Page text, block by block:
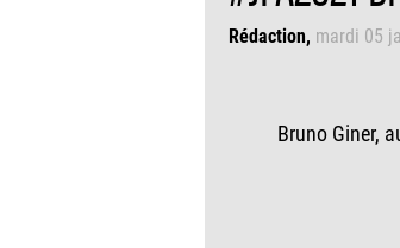
Rédaction mardi 05
Bruno Giner,